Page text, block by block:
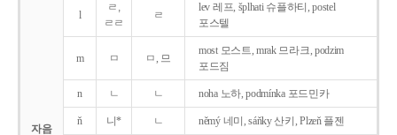
자음
l
ㄹ,
ㄹㄹ
ㄹ
lev 레프, šplhati 슈플하티, postel
포스텔
m ㅁ ㅁ, 므
most 모스트, mrak 므라크, podzim
포드짐
n ㄴ ㄴ noha 노하, podmínka 포드민카
ň 니* ㄴ němý 네미, sáňky 산키, Plzeň 플젠